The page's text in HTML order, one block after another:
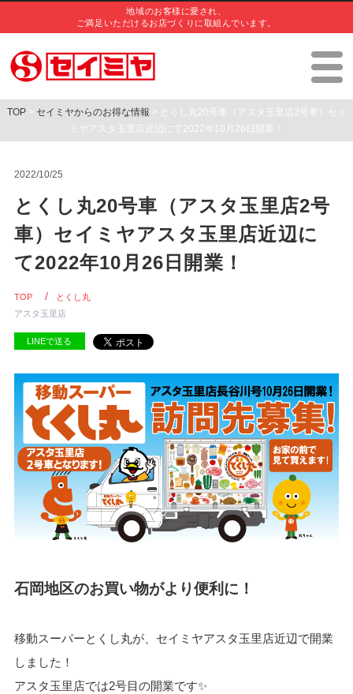
地域のお客様に愛され、
ご満足いただけるお店づくりに取組んでいます。
TOP> セイミヤからのお得な情報 > とくし丸20号車（アスタ玉里店2号車）セイ
ミヤアスタ玉里店近辺にて2022年10月26日開業！
2022/10/25
とくし丸20号車（アスタ玉里店2号
車）セイミヤアスタ玉里店近辺に
て2022年10月26日開業！
TOP
とくし丸
アスタ玉里店
LINEで送る
石岡地区のお買い物がより便利に！
移動スーパーとくし丸が、セイミヤアスタ玉里店近辺で開業
しました！
アスタ玉里店では2号目の開業です✨